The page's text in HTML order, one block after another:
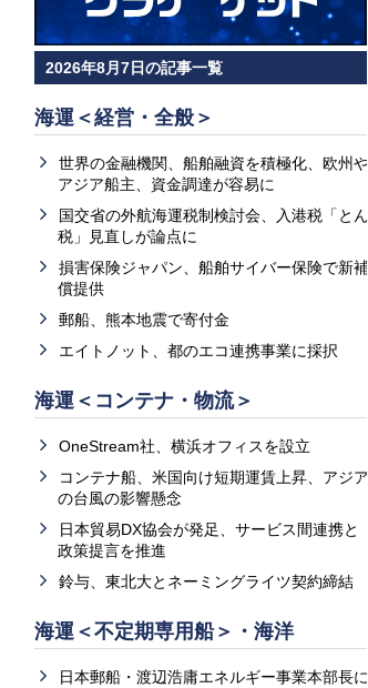
2026年8月7日の記事一覧
海運＜経営・全般＞
世界の金融機関、船舶融資を積極化、欧州や
アジア船主、資金調達が容易に
国交省の外航海運税制検討会、入港税「とん
税」見直しが論点に
損害保険ジャパン、船舶サイバー保険で新補
償提供
郵船、熊本地震で寄付金
エイトノット、都のエコ連携事業に採択
海運＜コンテナ・物流＞
OneStream社、横浜オフィスを設立
コンテナ船、米国向け短期運賃上昇、アジア
の台風の影響懸念
日本貿易DX協会が発足、サービス間連携と
政策提言を推進
鈴与、東北大とネーミングライツ契約締結
海運＜不定期専用船＞・海洋
日本郵船・渡辺浩庸エネルギー事業本部長に